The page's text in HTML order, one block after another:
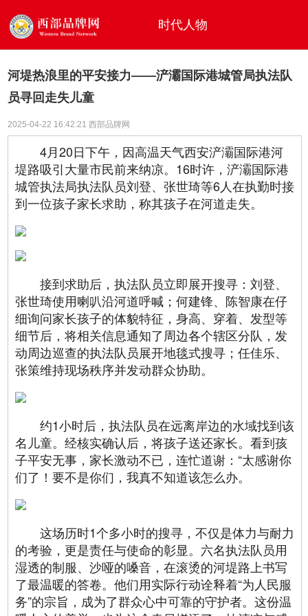
时代人物
河堤热浪里的平安接力——浐灞国际港城管局执法队
员寻回走失儿童
2025-04-22 16:42:21 西部品牌网
4月20日下午，因高温天气西安浐灞国际港河
堤路吸引大量市民前来纳凉。16时许，浐灞国际港
城管执法局执法队员刘登、张世琦等6人在执勤时接
到一位孩子家长求助，称其孩子在河道走失。
接到求助后，执法队员立即展开搜寻：刘登、
张世琦使用喇叭沿河道呼喊；何建锋、陈智康在仔
细询问家长孩子的体貌特征，身高、穿着、发型等
细节后，将相关信息通知了周边各个辖区分队，发
动周边巡查的执法队员展开地毯式搜寻；任佳乐、
张策维持现场秩序并发动群众协助。
约1小时后，执法队员在远离岸边的水域找到该
名儿童。经核实确认后，将孩子送还家长。看到孩
子平安无事，家长激动不已，连忙道谢：“太感谢你
们了！要不是你们，我真不知道该怎么办。
这场历时1个多小时的搜寻，不仅是体力与耐力
的考验，更是责任与使命的彰显。六名执法队员用
湿透的制服、沙哑的嗓音，在滚烫的河堤路上书写
了最温暖的答卷。他们用实际行动诠释着“为人民服
务”的宗旨，成为了群众心中可靠的守护者。这份温